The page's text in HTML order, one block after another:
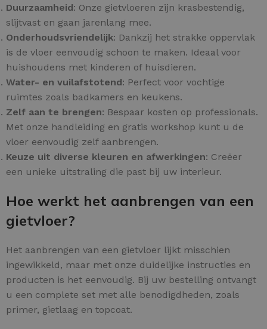
Duurzaamheid: Onze gietvloeren zijn krasbestendig,
slijtvast en gaan jarenlang mee.
Onderhoudsvriendelijk: Dankzij het strakke oppervlak
is de vloer eenvoudig schoon te maken. Ideaal voor
huishoudens met kinderen of huisdieren.
Water- en vuilafstotend: Perfect voor vochtige
ruimtes zoals badkamers en keukens.
Zelf aan te brengen: Bespaar kosten op professionals.
Met onze handleiding en gratis workshop kunt u de
vloer eenvoudig zelf aanbrengen.
Keuze uit diverse kleuren en afwerkingen: Creëer
een unieke uitstraling die past bij uw interieur.
Hoe werkt het aanbrengen van een
gietvloer?
Het aanbrengen van een gietvloer lijkt misschien
ingewikkeld, maar met onze duidelijke instructies en
producten is het eenvoudig. Bij uw bestelling ontvangt
u een complete set met alle benodigdheden, zoals
primer, gietlaag en topcoat.